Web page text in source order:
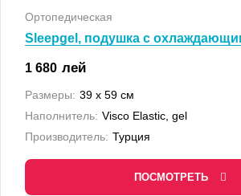
Ортопедическая
Sleepgel, подушка с
1 680 лей
Размеры: 39 x 59 см
Наполнитель: Visco Elastic, gel
Производитель: Турция
ПОСМОТРЕТЬ